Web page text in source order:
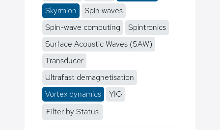
Skyrmion
Spin waves
Spin-wave computing
Spintronics
Surface Acoustic Waves (SAW)
Transducer
Ultrafast demagnetisation
Vortex dynamics
YIG
Filter by Status